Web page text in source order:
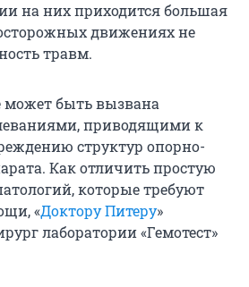
на них приходится большая
движениях не
травм.
может быть вызвана
приводящими к
структур опорно-
Как отличить простую
которые требуют
«Доктору Питеру»
лаборатории «Гемотест»